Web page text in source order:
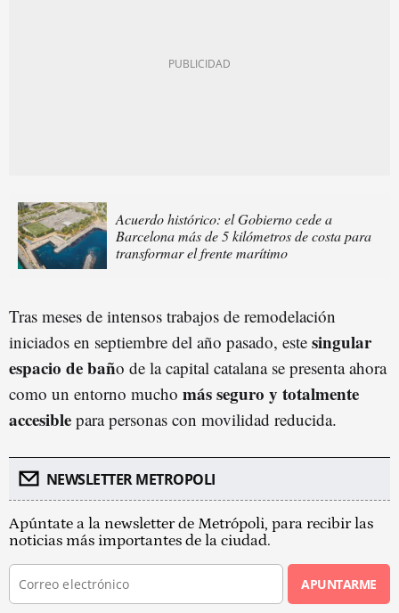
Acuerdo histórico: el Gobierno cede a
Barcelona más de 5 kilómetros de costa para
transformar el frente marítimo
Tras meses de intensos trabajos de remodelación
iniciados en septiembre del año pasado, este singular
espacio de baño de la capital catalana se presenta ahora
como un entorno mucho más seguro y totalmente
accesible para personas con movilidad reducida.
NEWSLETTER METROPOLI
Apúntate a la newsletter de Metrópoli, para recibir las
noticias más importantes de la ciudad.
APUNTARME